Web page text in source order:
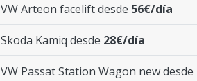
VW Arteon facelift desde 56€/día
Skoda Kamiq desde 28€/día
VW Passat Station Wagon new desde